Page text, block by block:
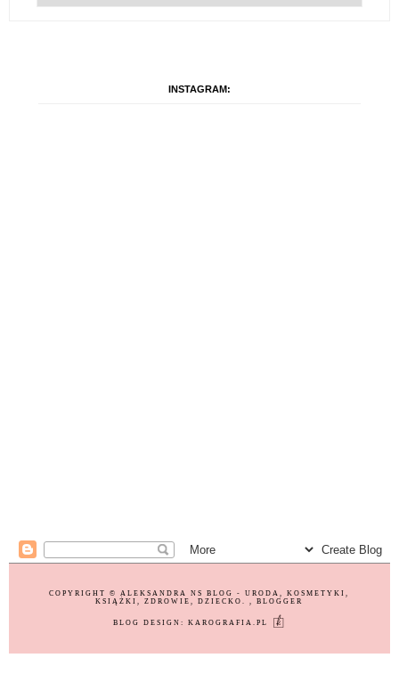
INSTAGRAM:
COPYRIGHT ©ALEKSANDRA NS BLOG - URODA, KOSMETYKI,
KSIĄŻKI, ZDROWIE, DZIECKO., BLOGGER
BLOG DESIGN:KAROGRAFIA.PL